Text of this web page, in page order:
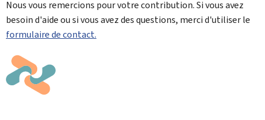
Nous vous remercions pour votre contribution. Si vous avez
besoin d'aide ou si vous avez des questions, merci d'utiliser le
formulaire de contact.